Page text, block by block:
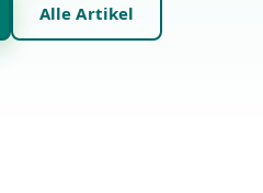
Alle Artikel